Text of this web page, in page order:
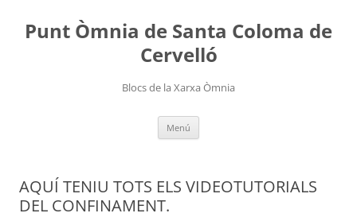
Punt Òmnia de Santa Coloma de
Cervelló
Blocs de la Xarxa Òmnia
Menú
AQUÍ TENIU TOTS ELS VIDEOTUTORIALS
DEL CONFINAMENT.